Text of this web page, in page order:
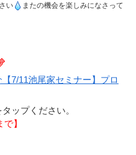
い
またの機会を楽しみになさって
7/11池尾家セミナー】プロ
ップください。
】